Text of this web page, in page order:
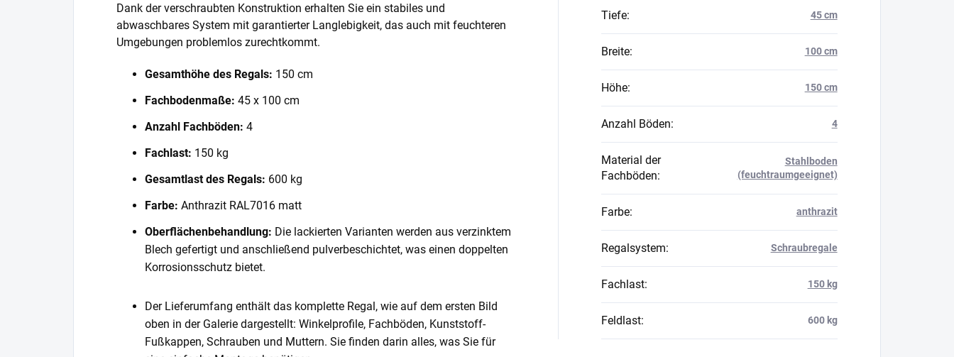
Dank der verschraubten Konstruktion erhalten Sie ein stabiles und
abwaschbares System mit garantierter Langlebigkeit, das auch mit feuchteren
Umgebungen problemlos zurechtkommt.
Gesamthöhe des Regals: 150 cm
Fachbodenmaße: 45 x 100 cm
Anzahl Fachböden: 4
Fachlast: 150 kg
Gesamtlast des Regals: 600 kg
Farbe: Anthrazit RAL7016 matt
Oberflächenbehandlung: Die lackierten Varianten werden aus verzinktem
Blech gefertigt und anschließend pulverbeschichtet, was einen doppelten
Korrosionsschutz bietet.
Der Lieferumfang enthält das komplette Regal, wie auf dem ersten Bild
oben in der Galerie dargestellt: Winkelprofile, Fachböden, Kunststoff-
Fußkappen, Schrauben und Muttern. Sie finden darin alles, was Sie für
Tiefe: 45 cm
Breite: 100 cm
Höhe: 150 cm
Anzahl Böden: 4
Material der
Fachböden:
Stahlboden
(feuchtraumgeeignet)
Farbe: anthrazit
Regalsystem: Schraubregale
Fachlast: 150 kg
Feldlast: 600 kg